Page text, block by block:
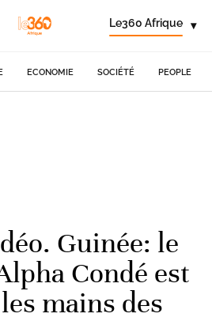
Le360 Afrique ▾
ECONOMIE SOCIÉTÉ PEOPLE
Guinée: le
Condé est
mains des